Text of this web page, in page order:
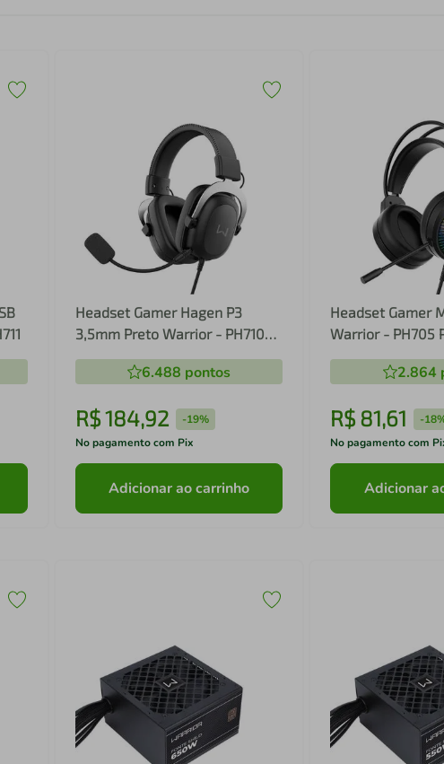
Headset Gamer Hagen P3
3,5mm Preto Warrior - PH710
PH710
6.488 pontos
R$184,92 -19%
No pagamento com Pix
Adicionar ao carrinho
Headset Gamer
Warrior - PH705
2.864
R$81,61 -
No pagamento com
Adicionar